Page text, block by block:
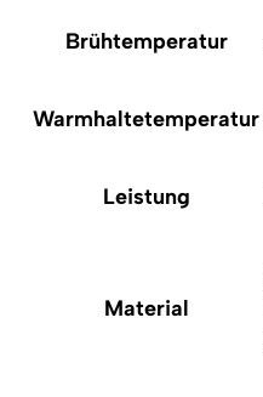
Brühtemperatur
Warmhaltetemperatur
Leistung
Material